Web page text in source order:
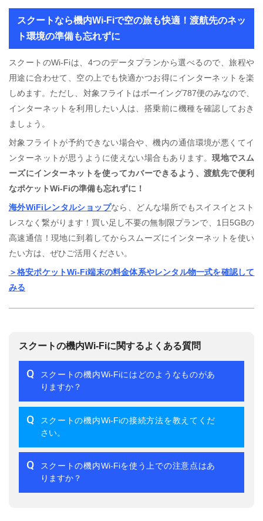
スクートなら機内Wi-Fiで空の旅も快適！渡航先のネッ
ト環境の準備も忘れずに
スクートのWi-Fiは、4つのデータプランから選べるので、旅程や
用途に合わせて、空の上でも快適かつお得にインターネットを楽
しめます。ただし、対象フライトはボーイング787便のみなので、
インターネットを利用したい人は、搭乗前に機種を確認しておき
ましょう。
対象フライトが予約できない場合や、機内の通信環境が悪くてイ
ンターネットが思うように使えない場合もあります。現地でスム
ーズにインターネットを使ってカバーできるよう、渡航先で便利
なポケットWi-Fiの準備も忘れずに！
海外WiFiレンタルショップなら、どんな場所でもスイスイとスト
レスなく繋がります！買い足し不要の無制限プランで、1日5GBの
高速通信！現地に到着してからスムーズにインターネットを使い
たい方は、ぜひご活用ください。
＞格安ポケットWi-Fi端末の料金体系やレンタル物一式を確認して
みる
スクートの機内Wi-Fiに関するよくある質問
Q
スクートの機内Wi-Fiにはどのようなものがあ
りますか？
Q
スクートの機内Wi-Fiの接続方法を教えてくだ
さい。
Q
スクートの機内Wi-Fiを使う上での注意点はあ
りますか？